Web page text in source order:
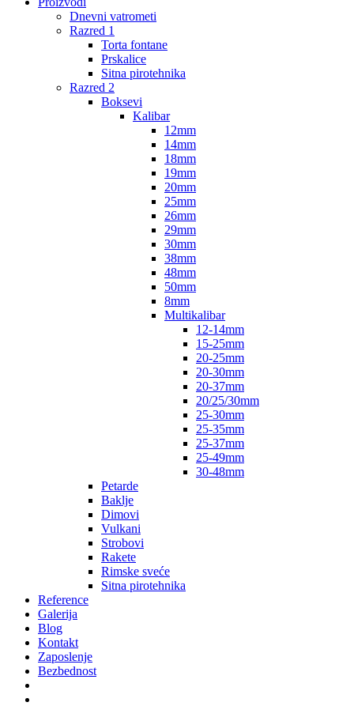
Dnevni vatrometi
Razred 1
Torta fontane
Prskalice
Sitna pirotehnika
Razred 2
Boksevi
Kalibar
12mm
14mm
18mm
19mm
20mm
25mm
26mm
29mm
30mm
38mm
48mm
50mm
8mm
Multikalibar
12-14mm
15-25mm
20-25mm
20-30mm
20-37mm
20/25/30mm
25-30mm
25-35mm
25-37mm
25-49mm
30-48mm
Petarde
Baklje
Dimovi
Vulkani
Strobovi
Rakete
Rimske sveće
Sitna pirotehnika
Reference
Galerija
Blog
Kontakt
Zaposlenje
Bezbednost